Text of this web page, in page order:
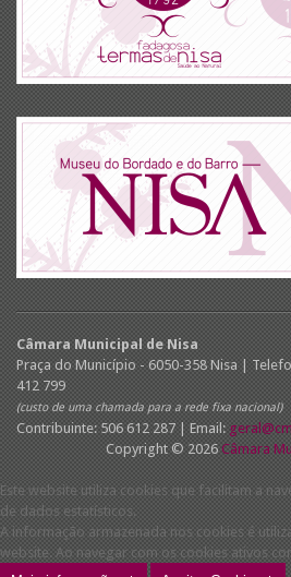
Câmara Municipal de Nisa
Praça do Município - 6050-358 Nisa |
412 799
(custo de uma chamada para a rede fixa nacional)
Contribuinte: 506 612 287 | Email:
Copyright © 2026 Câmara
Este website utiliza cookies que facilitam a
de dados estatísticos.
A informação armazenada nos cookies é
website. Ao navegar com os cookies ativos